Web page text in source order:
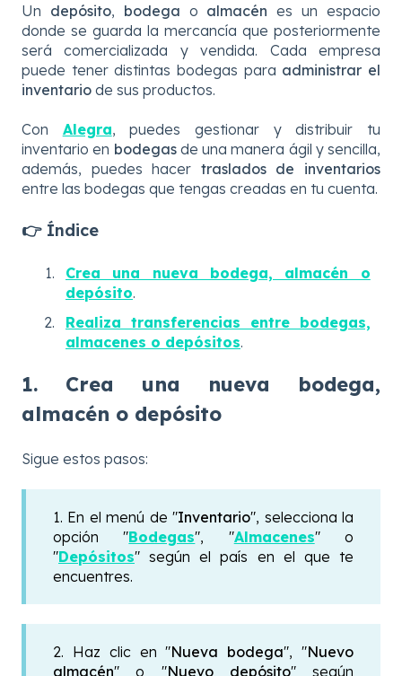
Un depósito, bodega o almacén es un espacio
donde se guarda la mercancía que posteriormente
será comercializada y vendida. Cada empresa
puede tener distintas bodegas para administrar el
inventario de sus productos.
Con Alegra,
puedes gestionar y distribuir tu
inventario en bodegasde una manera ágil y sencilla,
además, puedes hacer traslados de inventarios
entre las bodegas que tengas creadas en tu cuenta.
👉 Índice
Crea una nueva bodega, almacén o
depósito.
Realiza transferencias entre bodegas,
almacenes o depósitos.
1. Crea una nueva bodega,
almacén o depósito
Sigue estos pasos:
1. En el menú de "Inventario", selecciona la
opción "Bodegas", "Almacenes" o
"Depósitos" según el país en el que te
encuentres.
2. Haz clic en "Nueva bodega", "Nuevo
almacén" o "Nuevo depósito" según